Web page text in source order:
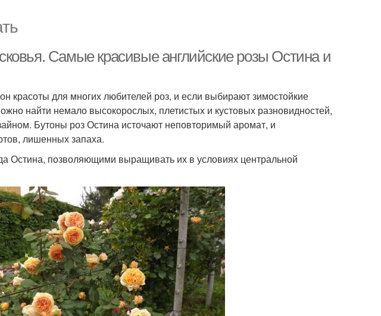
Самые красивые английские розы Остина и
красоты для многих любителей роз, и если выбирают зимостойкие
найти немало высокорослых, плетистых и кустовых разновидностей,
Бутоны роз Остина источают неповторимый аромат, и
лишенных запаха.
Остина, позволяющими выращивать их в условиях центральной